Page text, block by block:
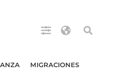
MIGRACIONES